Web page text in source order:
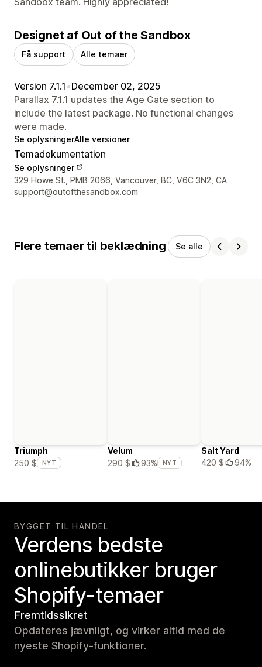
Designet af Out of the Sandbox
Få support Alle temaer
Version 7.1.1 •December 02, 2025
Parallax 7.1.1 updates the Age Gate section to
include the latest package. No functional changes
were made.
Se oplysningerAlle versioner
Temadokumentation
Se oplysninger
Se kontaktoplysninger
329 Howe St., PMB 2066, Vancouver, BC, V6C 3N2, CA
support@outofthesandbox.com
Flere temaer til beklædning Se alle
Triumph
250 $
NYT
Velum
290 $
93% NYT
Salt Yard
420 $
94%
BYGGET TIL HANDEL
Verdens bedste
onlinebutikker bruger
Shopify-temaer
Fremtidssikret
Opdateres jævnligt, og virker altid med de
nyeste Shopify-funktioner.